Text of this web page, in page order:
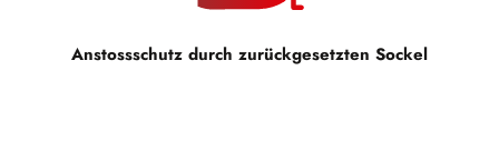
Anstossschutz durch zurückgesetzten Sockel